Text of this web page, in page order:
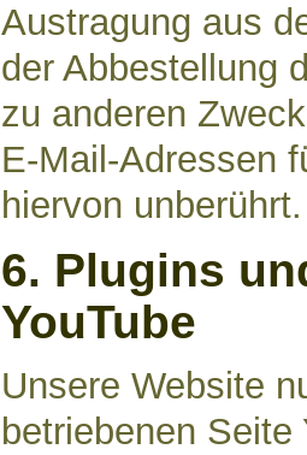
Austragung aus
der Abbestellung
zu anderen
E-Mail-Adressen
hiervon unberührt.
6. Plugins
YouTube
Unsere Website
betriebenen